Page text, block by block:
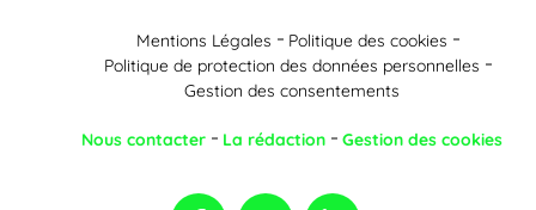
Mentions Légales
Politique des cookies
Politique de protection des données personnelles
Gestion des consentements
Nous contacter La rédaction Gestion des cookies